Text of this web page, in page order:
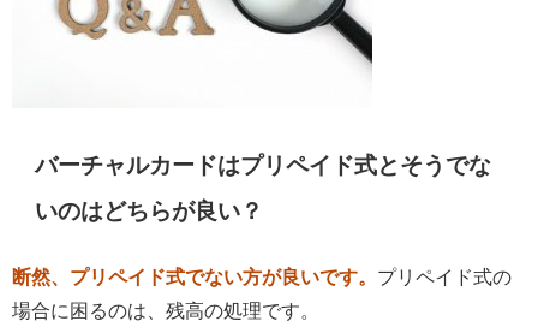
バーチャルカードはプリペイド式とそうでな
いのはどちらが良い？
断然、プリペイド式でない方が良いです。 プリペイド式の
場合に困るのは、残高の処理です。